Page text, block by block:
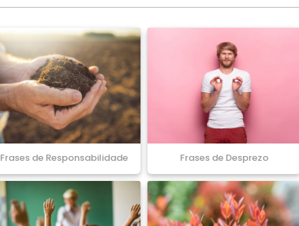
Frases de Responsabilidade Frases de Desprezo